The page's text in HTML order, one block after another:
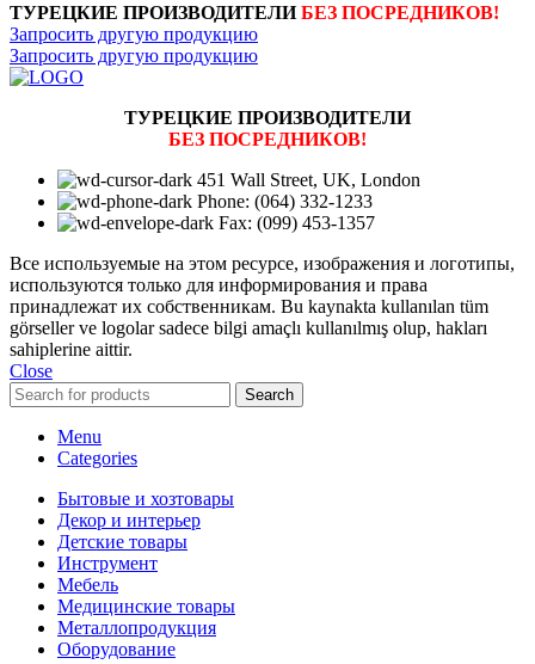
ТУРЕЦКИЕ ПРОИЗВОДИТЕЛИБЕЗ ПОСРЕДНИКОВ!
Запросить другую продукцию
Запросить другую продукцию
ТУРЕЦКИЕ ПРОИЗВОДИТЕЛИ
БЕЗ ПОСРЕДНИКОВ!
451 Wall Street, UK, London
Phone: (064) 332-1233
Fax: (099) 453-1357
Все используемые на этом ресурсе, изображения и логотипы,
используются только для информирования и права
принадлежат их собственникам. Bu kaynakta kullanılan tüm
görseller ve logolar sadece bilgi amaçlı kullanılmış olup, hakları
sahiplerine aittir.
Close
Search
Menu
Categories
Бытовые и хозтовары
Декор и интерьер
Детские товары
Инструмент
Мебель
Медицинские товары
Металлопродукция
Оборудование